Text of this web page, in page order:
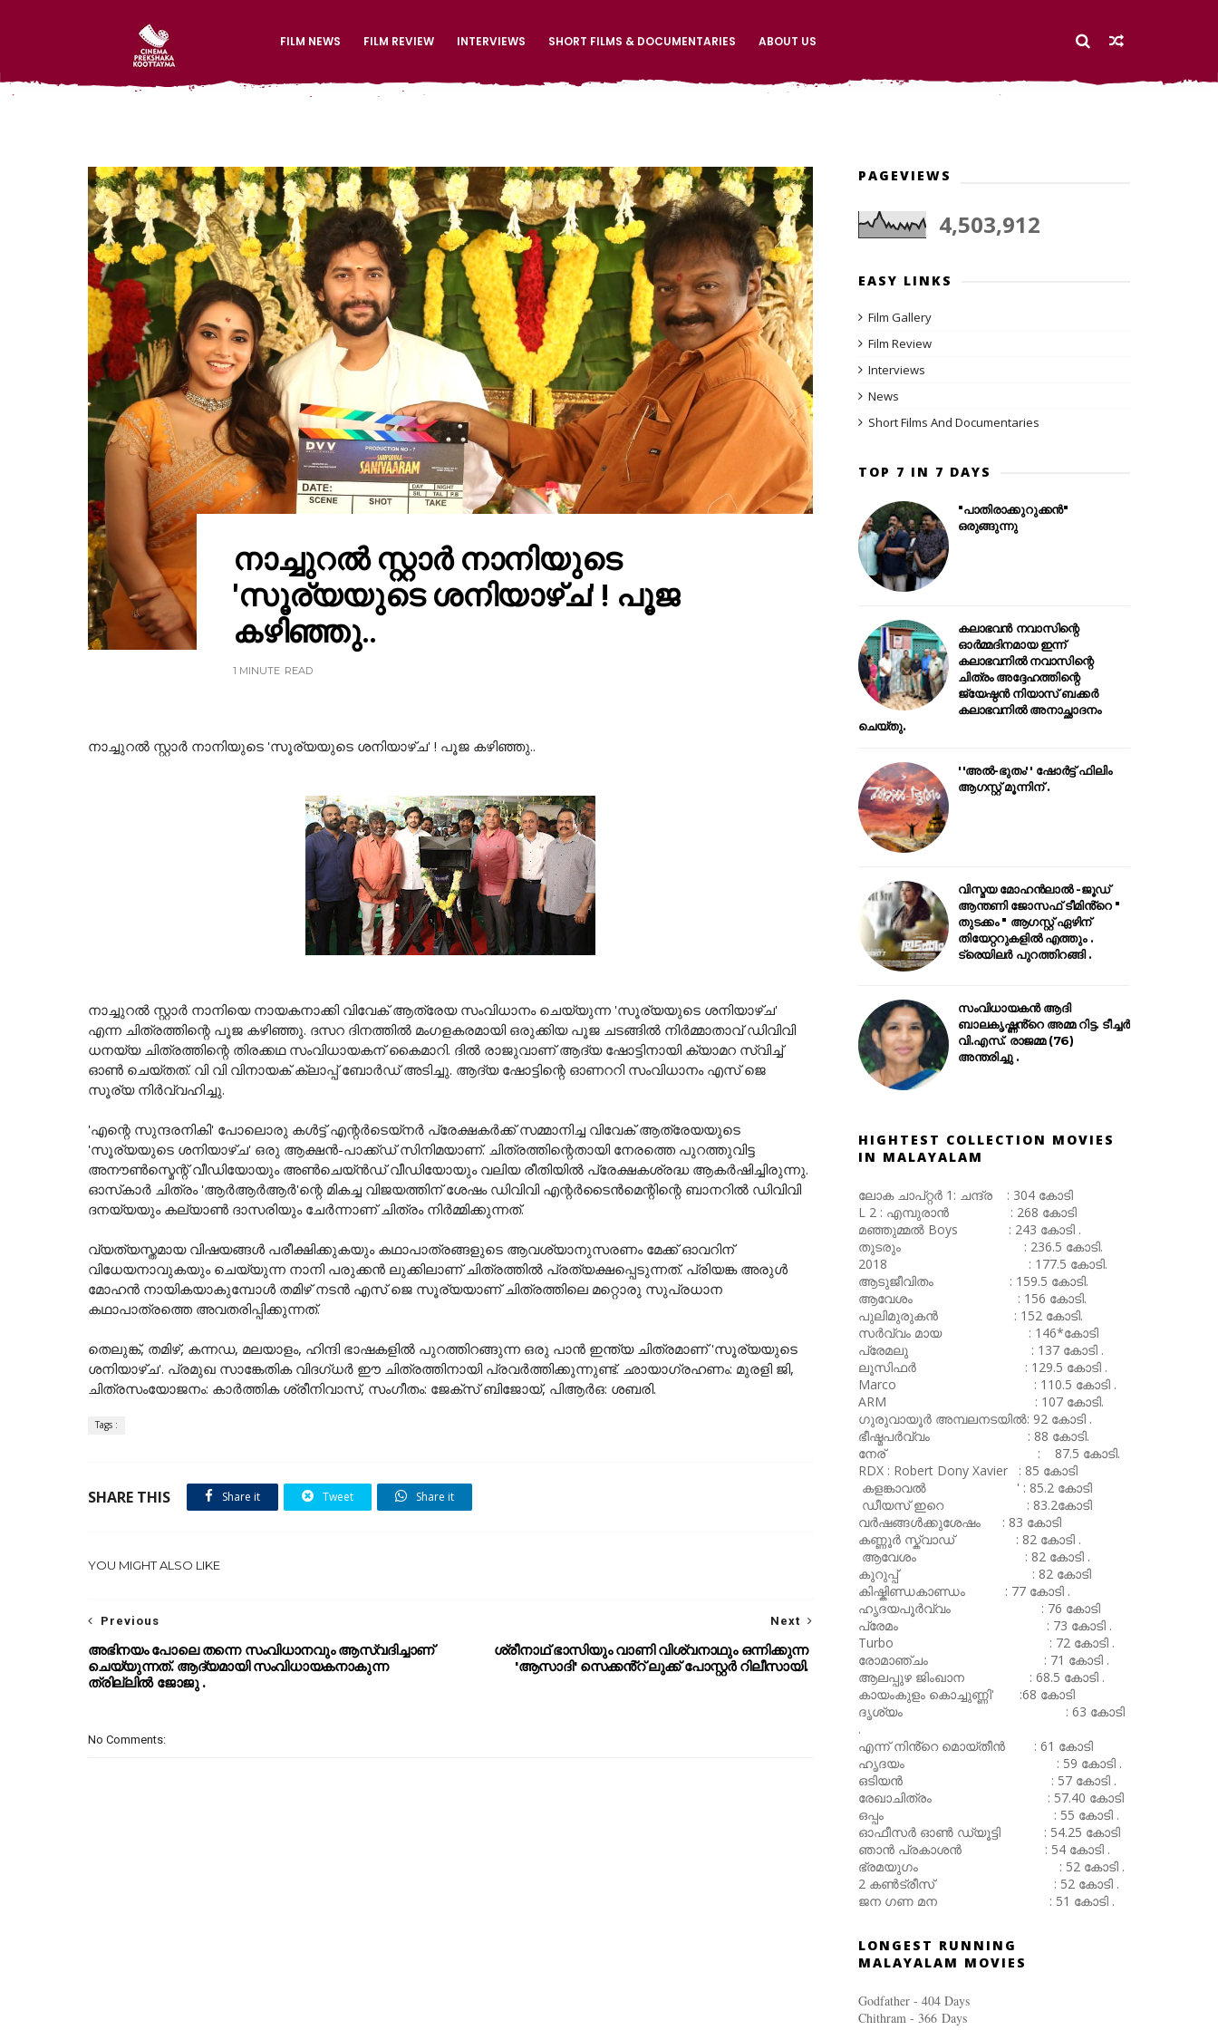
FILM NEWS FILM REVIEW INTERVIEWS SHORT FILMS & DOCUMENTARIES ABOUT US
നാച്ചുറൽ സ്റ്റാർ നാനിയുടെ
'സൂര്യയുടെ ശനിയാഴ്ച' ! പൂജ
കഴിഞ്ഞു..
1 MINUTE READ
നാച്ചുറൽ സ്റ്റാർ നാനിയുടെ 'സൂര്യയുടെ ശനിയാഴ്ച' ! പൂജ കഴിഞ്ഞു..
നാച്ചുറൽ സ്റ്റാർ നാനിയെ നായകനാക്കി വിവേക് ആത്രേയ സംവിധാനം ചെയ്യുന്ന 'സൂര്യയുടെ ശനിയാഴ്ച'
എന്ന ചിത്രത്തിന്റെ പൂജ കഴിഞ്ഞു. ദസറ ദിനത്തിൽ മംഗളകരമായി ഒരുക്കിയ പൂജ ചടങ്ങിൽ നിർമ്മാതാവ് ഡിവിവി
ധനയ്യ ചിത്രത്തിന്റെ തിരക്കഥ സംവിധായകന് കൈമാറി. ദിൽ രാജുവാണ് ആദ്യ ഷോട്ടിനായി ക്യാമറ സ്വിച്ച്
ഓൺ ചെയ്തത്. വി വി വിനായക് ക്ലാപ്പ് ബോർഡ് അടിച്ചു. ആദ്യ ഷോട്ടിന്റെ ഓണററി സംവിധാനം എസ് ജെ
സൂര്യ നിർവ്വഹിച്ചു.
'എന്റെ സുന്ദരനികി' പോലൊരു കൾട്ട് എന്റർടെയ്‌നർ പ്രേക്ഷകർക്ക് സമ്മാനിച്ച വിവേക് ആത്രേയയുടെ
'സൂര്യയുടെ ശനിയാഴ്ച' ഒരു ആക്ഷൻ-പാക്ക്ഡ് സിനിമയാണ്. ചിത്രത്തിന്റെതായി നേരത്തെ പുറത്തുവിട്ട
അനൗൺസ്മെന്റ് വീഡിയോയും അൺചെയ്ൻഡ് വീഡിയോയും വലിയ രീതിയിൽ പ്രേക്ഷകശ്രദ്ധ ആകർഷിച്ചിരുന്നു.
ഓസ്‌കാർ ചിത്രം 'ആർആർആർ'ന്റെ മികച്ച വിജയത്തിന് ശേഷം ഡിവിവി എന്റർടൈൻമെന്റിന്റെ ബാനറിൽ ഡിവിവി
ദനയ്യയും കല്യാൺ ദാസരിയും ചേർന്നാണ് ചിത്രം നിർമ്മിക്കുന്നത്.
വ്യത്യസ്തമായ വിഷയങ്ങൾ പരീക്ഷിക്കുകയും കഥാപാത്രങ്ങളുടെ ആവശ്യാനുസരണം മേക്ക് ഓവറിന്
വിധേയനാവുകയും ചെയ്യുന്ന നാനി പരുക്കൻ ലുക്കിലാണ് ചിത്രത്തിൽ പ്രത്യക്ഷപ്പെടുന്നത്. പ്രിയങ്ക അരുൾ
മോഹൻ നായികയാകുമ്പോൾ തമിഴ് നടൻ എസ് ജെ സൂര്യയാണ് ചിത്രത്തിലെ മറ്റൊരു സുപ്രധാന
കഥാപാത്രത്തെ അവതരിപ്പിക്കുന്നത്.
തെലുങ്ക്, തമിഴ്, കന്നഡ, മലയാളം, ഹിന്ദി ഭാഷകളിൽ പുറത്തിറങ്ങുന്ന ഒരു പാൻ ഇന്ത്യ ചിത്രമാണ് 'സൂര്യയുടെ
ശനിയാഴ്ച'. പ്രമുഖ സാങ്കേതിക വിദഗ്ധർ ഈ ചിത്രത്തിനായി പ്രവർത്തിക്കുന്നുണ്ട്. ഛായാഗ്രഹണം: മുരളി ജി,
ചിത്രസംയോജനം: കാർത്തിക ശ്രീനിവാസ്, സംഗീതം: ജേക്സ് ബിജോയ്, പിആർഒ: ശബരി.
Tags :
SHARE THIS Share it Tweet Share it
YOU MIGHT ALSO LIKE
Next
ശ്രീനാഥ് ഭാസിയും വാണി വിശ്വനാഥും ഒന്നിക്കുന്ന
'ആസാദി' സെക്കൻ്റ് ലുക്ക് പോസ്റ്റർ റിലീസായി.
Previous
അഭിനയം പോലെ തന്നെ സംവിധാനവും ആസ്വദിച്ചാണ്
ചെയ്യുന്നത്. ആദ്യമായി സംവിധായകനാകുന്ന
ത്രില്ലിൽ ജോജു .
No Comments:
PAGEVIEWS
4,503,912
EASY LINKS
Film Gallery
Film Review
Interviews
News
Short Films And Documentaries
TOP 7 IN 7 DAYS
"പാതിരാക്കുറുക്കൻ"
ഒരുങ്ങുന്നു
കലാഭവൻ നവാസിന്റെ
ഓർമ്മദിനമായ ഇന്ന്
കലാഭവനിൽ നവാസിന്റെ
ചിത്രം അദ്ദേഹത്തിന്റെ
ജ്യേഷ്ഠൻ നിയാസ് ബക്കർ
കലാഭവനിൽ അനാച്ഛാദനം
ചെയ്തു.
''അൽ-ഭുതം'' ഷോർട്ട് ഫിലിം
ആഗസ്റ്റ് മൂന്നിന് .
വിസ്മയ മോഹൻലാൽ -ജൂഡ്
ആന്തണി ജോസഫ് ടീമിൻ്റെ "
തുടക്കം " ആഗസ്റ്റ് ഏഴിന്
തിയേറ്ററുകളിൽ എത്തും .
ട്രെയിലർ പുറത്തിറങ്ങി .
സംവിധായകൻ ആദി
ബാലകൃഷ്ണൻ്റെ അമ്മ റിട്ട. ടീച്ചർ
വി.എസ്. രാജമ്മ (76)
അന്തരിച്ചു .
HIGHTEST COLLECTION MOVIES
IN MALAYALAM
ലോക ചാപ്റ്റർ 1: ചന്ദ്ര : 304 കോടി
L 2 : എമ്പുരാൻ : 268 കോടി
മഞ്ഞുമ്മൽ Boys : 243 കോടി .
തുടരും : 236.5 കോടി.
2018 : 177.5 കോടി.
ആടുജീവിതം : 159.5 കോടി.
ആവേശം : 156 കോടി.
പുലിമുരുകൻ : 152 കോടി.
സർവ്വം മായ : 146*കോടി
പ്രേമലു : 137 കോടി .
ലൂസിഫർ : 129.5 കോടി .
Marco : 110.5 കോടി .
ARM : 107 കോടി.
ഗുരുവായൂർ അമ്പലനടയിൽ: 92 കോടി .
ഭീഷ്മപർവ്വം : 88 കോടി.
നേര് : 87.5 കോടി.
RDX : Robert Dony Xavier : 85 കോടി
കളങ്കാവൽ ' : 85.2 കോടി
ഡീയസ് ഇറെ : 83.2കോടി
വർഷങ്ങൾക്കുശേഷം : 83 കോടി
കണ്ണൂർ സ്ക്വാഡ് : 82 കോടി .
ആവേശം : 82 കോടി .
കുറുപ്പ് : 82 കോടി
കിഷ്കിണ്ഡകാണ്ഡം : 77 കോടി .
ഹൃദയപൂർവ്വം : 76 കോടി
പ്രേമം : 73 കോടി .
Turbo : 72 കോടി .
രോമാഞ്ചം : 71 കോടി .
ആലപ്പുഴ ജിംഖാന : 68.5 കോടി .
കായംകുളം കൊച്ചുണ്ണി' :68 കോടി
ദൃശ്യം : 63 കോടി
.
എന്ന് നിൻ്റെ മൊയ്തീൻ : 61 കോടി
ഹൃദയം : 59 കോടി .
ഒടിയൻ : 57 കോടി .
രേഖാചിത്രം : 57.40 കോടി
ഒപ്പം : 55 കോടി .
ഓഫീസർ ഓൺ ഡ്യൂട്ടി : 54.25 കോടി
ഞാൻ പ്രകാശൻ : 54 കോടി .
ഭ്രമയുഗം : 52 കോടി .
2 കൺട്രീസ് : 52 കോടി .
ജന ഗണ മന : 51 കോടി .
LONGEST RUNNING
MALAYALAM MOVIES
Godfather - 404 Days
Chithram - 366 Days